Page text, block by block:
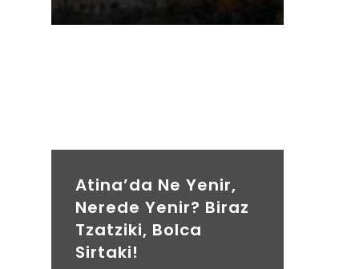
Atina’da Ne Yenir,
Nerede Yenir? Biraz
Tzatziki, Bolca
Sirtaki!